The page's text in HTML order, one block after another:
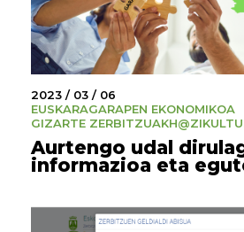
2023 / 03 / 06
EUSKARAGARAPEN EKONOMIKOA
GIZARTE ZERBITZUAKH@ZI
Aurtengo udal
informazioa eta